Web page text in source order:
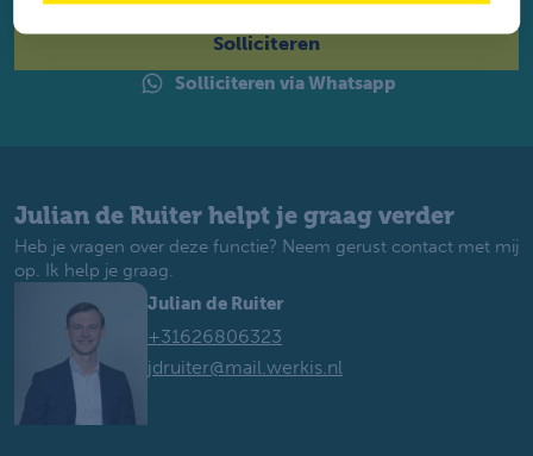
Solliciteren
Solliciteren via Whatsapp
Julian de Ruiter helpt je graag verder
Heb je vragen over deze functie? Neem gerust contact met mij
op. Ik help je graag.
Julian de Ruiter
+31626806323
jdruiter@mail.werkis.nl